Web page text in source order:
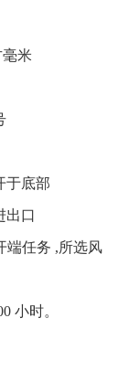
米
底部
口
任务 ,所选风
小时。